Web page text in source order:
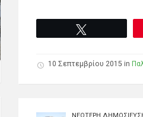
10 Σεπτεμβρίου 2015 in
ΝΕΌΤΕΡΗ